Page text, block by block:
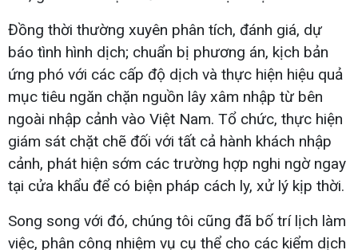
Đồng thời thường xuyên phân tích, đánh giá, dự
báo tình hình dịch; chuẩn bị phương án, kịch bản
ứng phó với các cấp độ dịch và thực hiện hiệu quả
mục tiêu ngăn chặn nguồn lây xâm nhập từ bên
ngoài nhập cảnh vào Việt Nam. Tổ chức, thực hiện
giám sát chặt chẽ đối với tất cả hành khách nhập
cảnh, phát hiện sớm các trường hợp nghi ngờ ngay
tại cửa khẩu để có biện pháp cách ly, xử lý kịp thời.
Song song với đó, chúng tôi cũng đã bố trí lịch làm
việc, phân công nhiệm vụ cụ thể cho các kiểm dịch